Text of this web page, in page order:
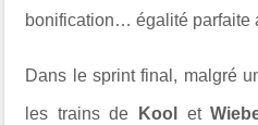
bonification… égalité parfaite
Dans le sprint final, malgré
les trains de Kool et